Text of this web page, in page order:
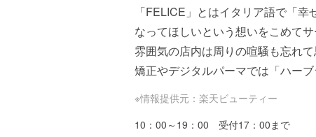
「FELICE」とはイタリア語で「
なってほしいという想いをこめて
雰囲気の店内は周りの喧騒も忘れ
矯正やデジタルパーマでは「ハー
※情報提供元：楽天ビューティー
10：00～19：00 受付17：00まで